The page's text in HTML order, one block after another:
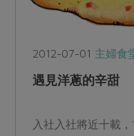
2012-07-01 主婦食
遇見洋蔥的辛甜
入社入社將近十載